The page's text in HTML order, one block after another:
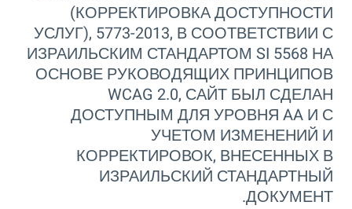
(КОРРЕКТИРОВКА ДОСТУПНОСТИ
УСЛУГ), 5773-2013, В СООТВЕТСТВИИ С
ИЗРАИЛЬСКИМ СТАНДАРТОМ SI 5568 НА
ОСНОВЕ РУКОВОДЯЩИХ ПРИНЦИПОВ
WCAG 2.0, САЙТ БЫЛ СДЕЛАН
ДОСТУПНЫМ ДЛЯ УРОВНЯ AA И С
УЧЕТОМ ИЗМЕНЕНИЙ И
КОРРЕКТИРОВОК, ВНЕСЕННЫХ В
ИЗРАИЛЬСКИЙ СТАНДАРТНЫЙ
ДОКУМЕНТ.